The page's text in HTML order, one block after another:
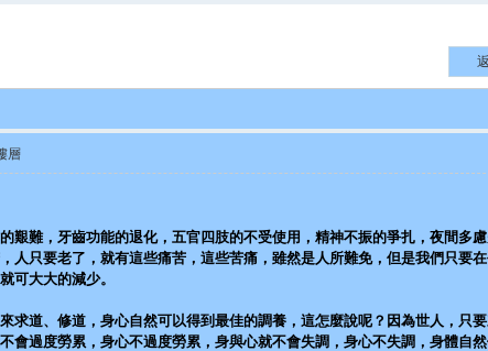
層
艱難，牙齒功能的退化，五官四肢的不受使用，精神不振的爭扎，夜間多
人只要老了，就有這些痛苦，這些苦痛，雖然是人所難免，但是我們只要
可大大的減少。
求道、修道，身心自然可以得到最佳的調養，這怎麼說呢？因為世人，只
會過度勞累，身心不過度勞累，身與心就不會失調，身心不失調，身體自